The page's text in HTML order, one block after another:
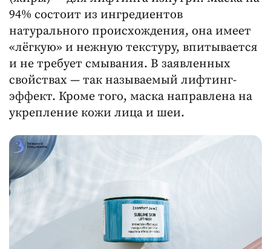
94% состоит из ингредиентов
натурального происхождения, она имеет
«лёгкую» и нежную текстуру, впитывается
и не требует смывания. В заявленных
свойствах — так называемый лифтинг-
эффект. Кроме того, маска направлена на
укрепление кожи лица и шеи.